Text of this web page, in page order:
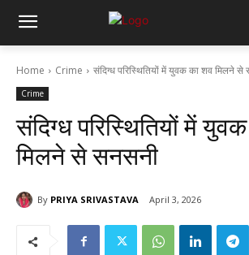
Home Crime संदिग्ध परिस्थितियों में युवक का शव मिलने से
Crime
संदिग्ध परिस्थितियों में
मिलने से सनसनी
By PRIYA SRIVASTAVA April 3, 2026